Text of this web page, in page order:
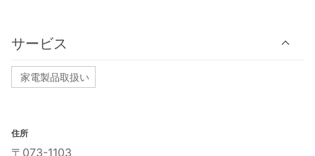
サービス
家電製品取扱い
住所
〒073-1103